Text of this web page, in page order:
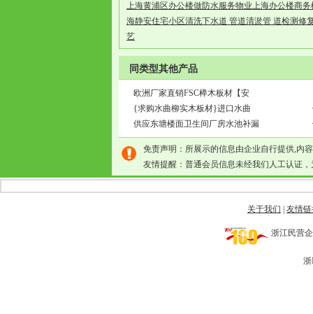
上海黄浦区办公楼做防水服务物业上海办公楼商
海静安住宅小区清洗下水道 管道清淤管 道检测修
艺
同类型其他产品
欧洲厂家直销FSC榉木板材【安
{求购水曲柳实木板材}进口水曲
供应东塘楼面卫生间厂房水池补漏
免责声明：所展示的信息由企业自行提供,内
友情提醒：普通会员信息未经我们人工认证
关于我们 友情
浙江民营
浙